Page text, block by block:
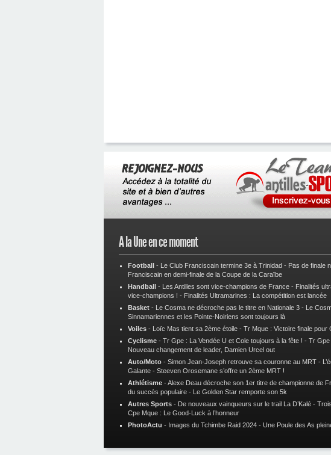
A la Une en ce moment
Football - Le Club Franciscain termine 3e à Trinidad - Pas de finale
Franciscain en demi-finale de la Coupe de la Caraïbe
Handball - Les Antilles sont vice-champions de France - Finalités
vice-champions ! - Finalités Ultramarines : La compétition est lancée
Basket - Le Cosma ne décroche pas le titre en Nationale 3 - Le
Sinnamariennes et les Pointe-Noiriens sont toujours là
Voiles - Loïc Mas tient sa 2ème étoile - Tr Mque : Victoire finale pour
Cyclisme - Tr Gpe : La Vendée U et Cole toujours à la fête ! - Tr Gpe
Nouveau changement de leader, Damien Urcel out
Auto/Moto - Simon Jean-Joseph retrouve sa couronne au MRT -
Galante - Steeven Orosemane s’offre un 2ème MRT !
Athlétisme -Alexe Deau décroche son 1er titre de championne de
du succès populaire - Le Golden Star remporte son 5k
Autres Sports - De nouveaux vainqueurs sur le trail La D’Kalé -
Cpe Mque : Le Good-Luck à l’honneur
PhotoActu - Images du Tchimbe Raid 2024 - Une Poule des As